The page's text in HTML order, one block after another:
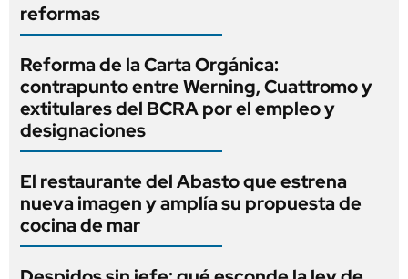
reformas
Reforma de la Carta Orgánica:
contrapunto entre Werning, Cuattromo y
extitulares del BCRA por el empleo y
designaciones
El restaurante del Abasto que estrena
nueva imagen y amplía su propuesta de
cocina de mar